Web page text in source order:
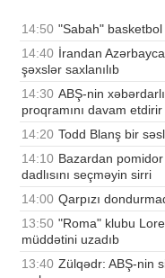
14:50 "Sabah"
14:40 İrandan
şəxslər saxlanılıb
14:30 ABŞ-nin
proqramını davam etdirir
14:20 Todd Blanş bir
14:10 Bazardan
dadlısını seçməyin sirri
14:00 Qarpızı
13:50 "Roma" klubu
müddətini uzadıb
13:40 Zülqədr: ABŞ-nin